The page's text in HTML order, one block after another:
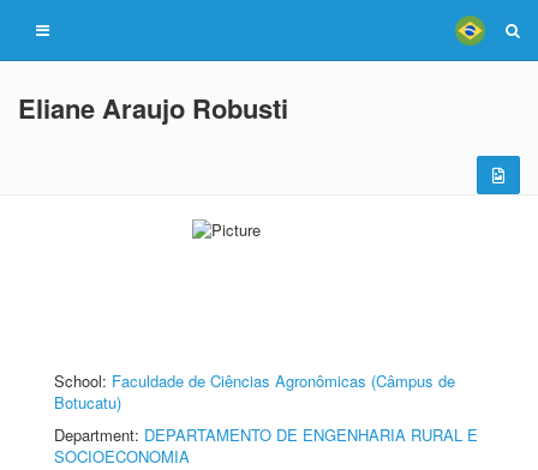
Eliane Araujo Robusti
School: Faculdade de Ciências Agronômicas (Câmpus de
Botucatu)
Department: DEPARTAMENTO DE ENGENHARIA RURAL E
SOCIOECONOMIA